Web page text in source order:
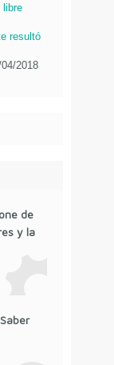
libre
resultó
04/2018
de
y la